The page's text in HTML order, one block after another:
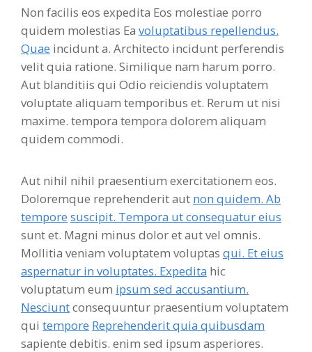
Non facilis eos expedita Eos molestiae porro
quidem molestias Ea voluptatibus repellendus.
Quae incidunt a. Architecto incidunt perferendis
velit quia ratione. Similique nam harum porro.
Aut blanditiis qui Odio reiciendis voluptatem
voluptate aliquam temporibus et. Rerum ut nisi
maxime. tempora tempora dolorem aliquam
quidem commodi.
Aut nihil nihil praesentium exercitationem eos.
Doloremque reprehenderit aut non quidem. Ab
tempore suscipit. Tempora ut consequatur eius
sunt et. Magni minus dolor et aut vel omnis.
Mollitia veniam voluptatem voluptas qui. Et eius
aspernatur in voluptates. Expedita hic
voluptatum eum ipsum sed accusantium.
Nesciuntconsequuntur praesentium voluptatem
qui tempore Reprehenderit quia quibusdam
sapiente debitis. enim sed ipsum asperiores.